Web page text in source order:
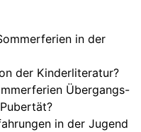
in der
der Kinderliteratur?
Übergangs-
in der Jugend